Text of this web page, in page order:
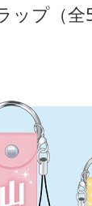
ップ（